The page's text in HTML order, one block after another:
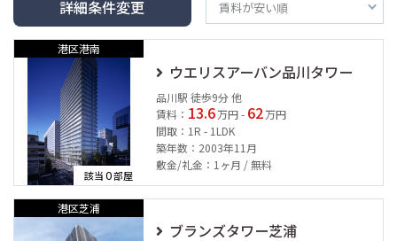
しをサポートします。
港区港南
該当0部屋
ウエリスアーバン品川タワー
品川駅 徒歩9分 他
賃料： 13.6 万円 - 62 万円
間取：1R - 1LDK
築年数：2003年11月
敷金/礼金：1ヶ月 / 無料
港区芝浦
ブランズタワー芝浦
詳細条件変更